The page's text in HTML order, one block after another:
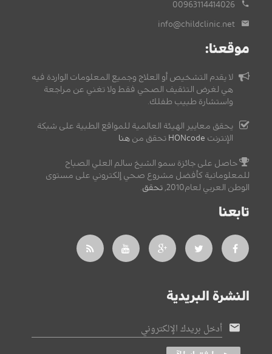
00963114414026
info@childclinic.net
موقعنا:
لا يقدم التشخيص أو العلاج وجميع المعلومات الواردة فيه
هي لغرض التثقيف الصحي فقط ولا تغني عن مراجعة
واستشارة طبيب طفلك.
يحقق معايير الهيئة العالمية للمواقع الطبية على شبكة
الإنترنت HONcode تحقق من هنا
حاصل على جائزة سمو الشيخ سالم العلي الصباح
للمعلوماتية كأفضل مشروع صحي إلكتروني على مستوى
الوطن العربي لعام2010,
تحقق.
تابعنا
النشرة البريدية
أدخل بريدك الإلكتروني